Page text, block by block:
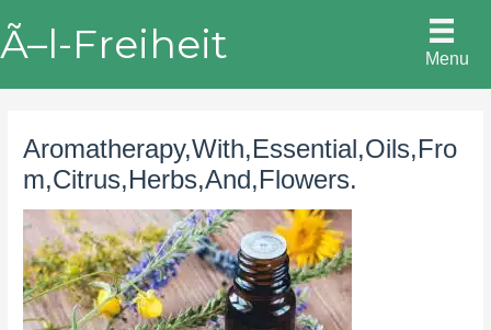
to
content
Ã–l-Freiheit Menu
Aromatherapy,With,Essential,Oils,Fro
m,Citrus,Herbs,And,Flowers.